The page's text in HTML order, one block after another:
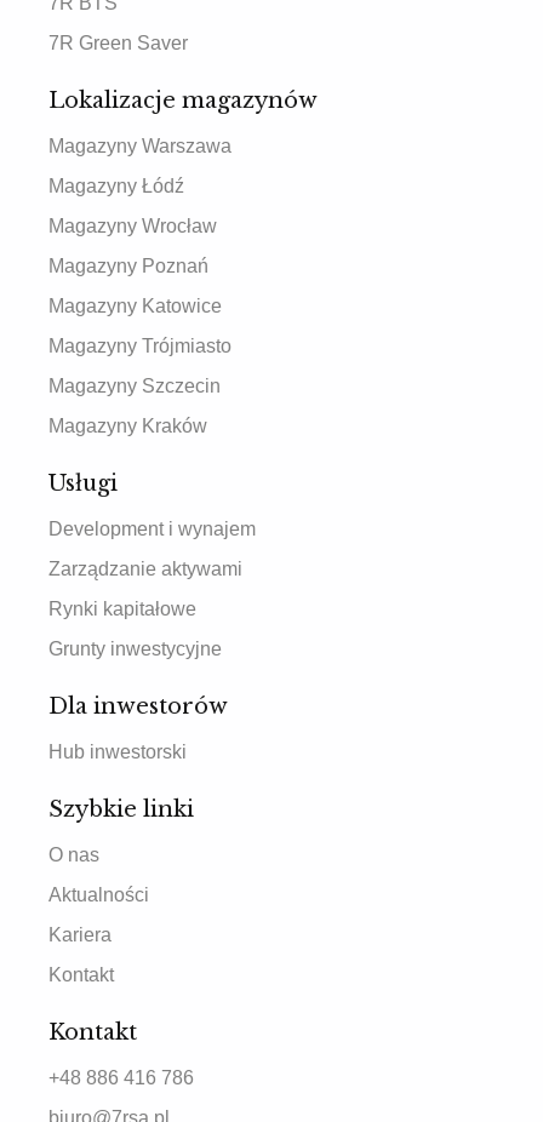
7R Green Saver
Lokalizacje magazynów
Magazyny Warszawa
Magazyny Łódź
Magazyny Wrocław
Magazyny Poznań
Magazyny Katowice
Magazyny Trójmiasto
Magazyny Szczecin
Magazyny Kraków
Usługi
Development i wynajem
Zarządzanie aktywami
Rynki kapitałowe
Grunty inwestycyjne
Dla inwestorów
Hub inwestorski
Szybkie linki
O nas
Aktualności
Kariera
Kontakt
Kontakt
+48 886 416 786
biuro@7rsa.pl